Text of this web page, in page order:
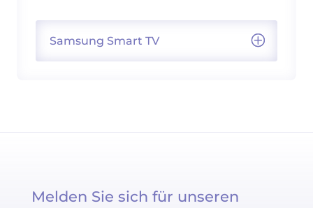
Samsung Smart TV
Melden Sie sich für unseren